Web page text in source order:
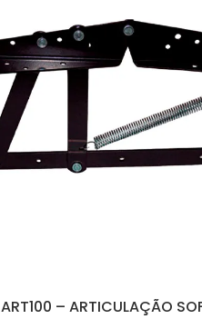
ART100 – ARTICULAÇÃO